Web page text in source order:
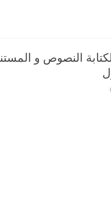
لكتابة النصوص و